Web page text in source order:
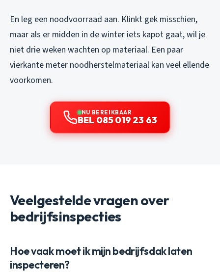
En leg een noodvoorraad aan. Klinkt gek misschien,
maar als er midden in de winter iets kapot gaat, wil je
niet drie weken wachten op materiaal. Een paar
vierkante meter noodherstelmateriaal kan veel ellende
voorkomen.
NU BEREIKBAAR
BEL 085 019 23 63
Veelgestelde vragen over
bedrijfsinspecties
Hoe vaak moet ik mijn bedrijfsdak laten
inspecteren?